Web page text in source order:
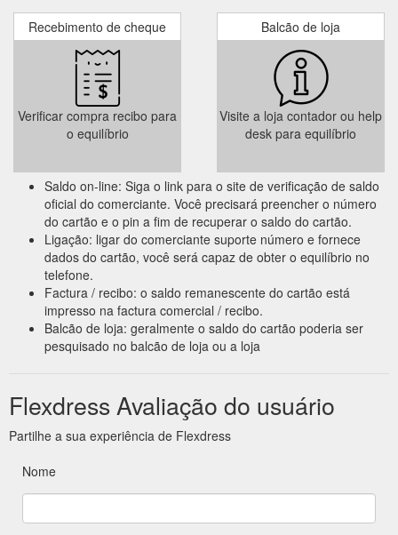
Recebimento de cheque
Verificar compra recibo para
o equilíbrio
Balcão de loja
Visite a loja contador ou help
desk para equilíbrio
Saldo on-line: Siga o link para o site de verificação de saldo
oficial do comerciante. Você precisará preencher o número
do cartão e o pin a fim de recuperar o saldo do cartão.
Ligação: ligar do comerciante suporte número e fornece
dados do cartão, você será capaz de obter o equilíbrio no
telefone.
Factura / recibo: o saldo remanescente do cartão está
impresso na factura comercial / recibo.
Balcão de loja: geralmente o saldo do cartão poderia ser
pesquisado no balcão de loja ou a loja
Flexdress Avaliação do usuário
Partilhe a sua experiência de Flexdress
Nome